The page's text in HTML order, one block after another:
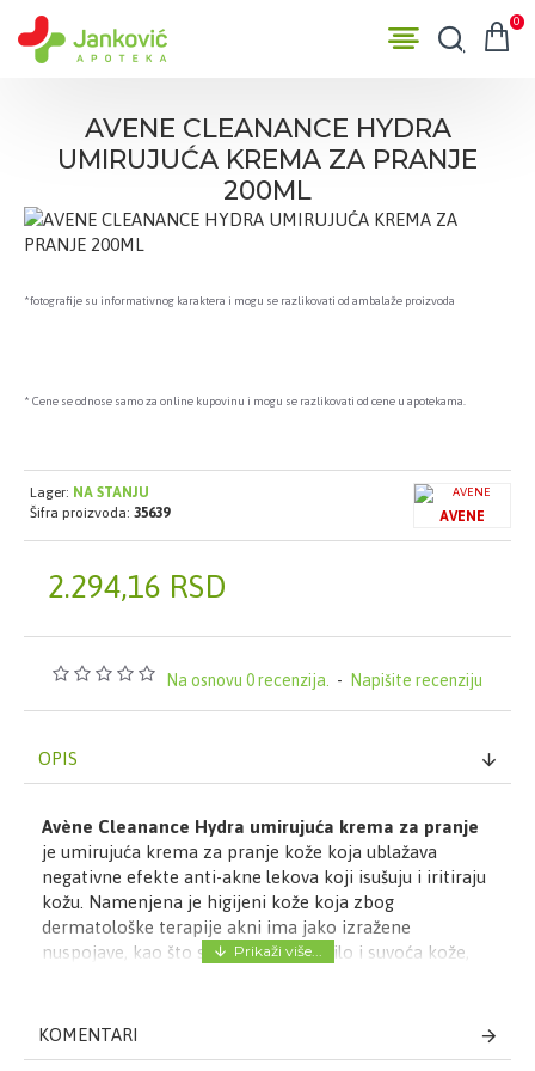
0
AVENE CLEANANCE HYDRA
UMIRUJUĆA KREMA ZA PRANJE
200ML
*fotografije su informativnog karaktera i mogu se razlikovati od ambalaže proizvoda
* Cene se odnose samo za online kupovinu i mogu se razlikovati od cene u apotekama.
Na osnovu 0 recenzija. - Napišite recenziju
2.294,16 RSD
Lager: NA STANJU
Šifra proizvoda: 35639 AVENE
OPIS
Avène Cleanance Hydra umirujuća krema za pranje
je umirujuća krema za pranje kože koja ublažava
negativne efekte anti-akne lekova koji isušuju i iritiraju
kožu. Namenjena je higijeni kože koja zbog
dermatološke terapije akni ima jako izražene
nuspojave, kao što su iritacija, crvenilo i suvoća kože,
bogata hidratantnim sastojcima, čisti kožu bez
isušivanja, čuva hidrolipidni sloj kože i vraća mekoću
KOMENTARI